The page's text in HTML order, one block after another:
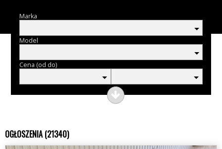
Marka
Model
Cena (od do)
OGŁOSZENIA (21340)